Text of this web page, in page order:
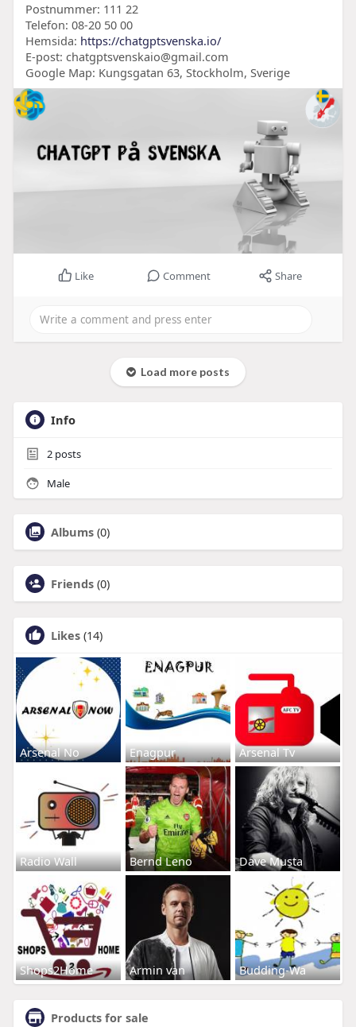
Postnummer: 111 22
Telefon: 08-20 50 00
Hemsida: https://chatgptsvenska.io/
E-post: chatgptsvenskaio@gmail.com
Google Map: Kungsgatan 63, Stockholm, Sverige
Like Comment Share
Load more posts
Info
2posts
Male
Albums (0)
Friends (0)
Likes (14)
Arsenal No Enagpur Arsenal Tv
Radio Wall Bernd Leno Dave Musta
Shops2Home Armin van Budding-Wa
Products for sale